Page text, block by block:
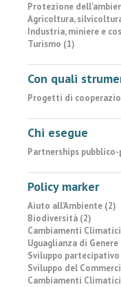
Protezione
Agricoltura,
Industria, miniere e
Turismo (1)
Con quali
Progetti di
Chi esegue
Partnerships
Policy marker
Aiuto all’Ambiente (2)
Biodiversità (2)
Cambiamenti
Uguaglianza di Genere
Sviluppo partecipativo
Sviluppo del
Cambiamenti